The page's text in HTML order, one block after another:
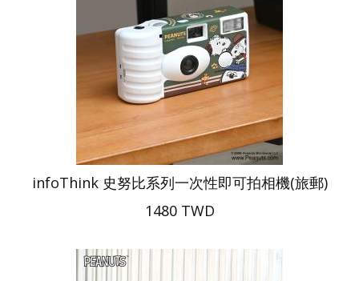
infoThink 史努比系列一次性即可拍相機(旅郵)
1480 TWD